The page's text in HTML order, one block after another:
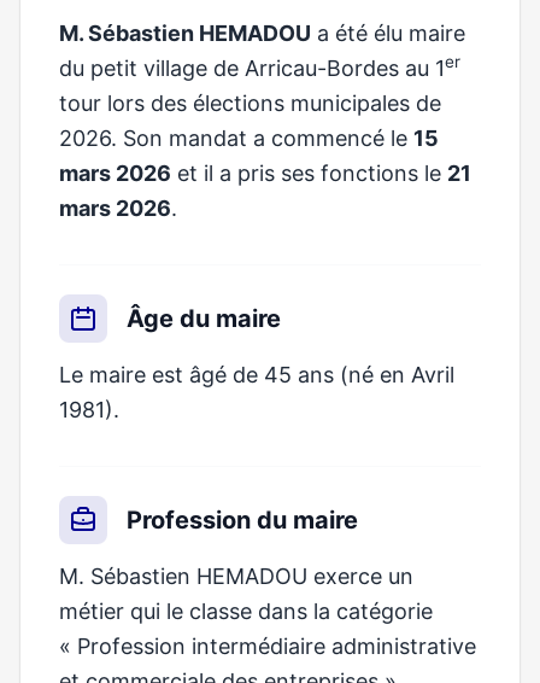
M. Sébastien HEMADOU a été élu maire
du petit village de Arricau-Bordes au 1er
tour lors des élections municipales de
2026. Son mandat a commencé le 15
mars 2026 et il a pris ses fonctions le 21
mars 2026.
Âge du maire
Le maire est âgé de 45 ans (né en Avril
1981).
Profession du maire
M. Sébastien HEMADOU exerce un
métier qui le classe dans la catégorie
« Profession intermédiaire administrative